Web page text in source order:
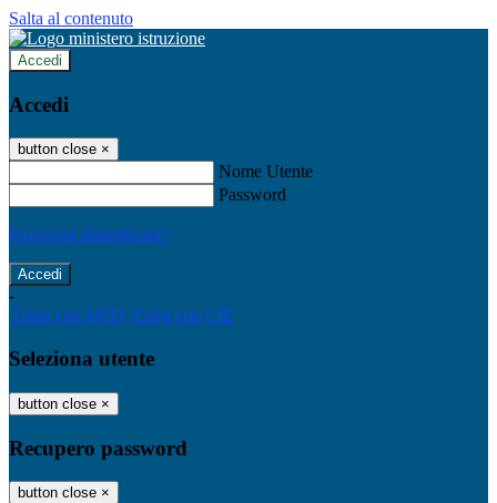
Salta al contenuto
Accedi
Accedi
button close ×
Nome Utente
Password
Password dimenticata?
-
Entra con SPID Entra con CIE
Seleziona utente
button close ×
Recupero password
button close ×